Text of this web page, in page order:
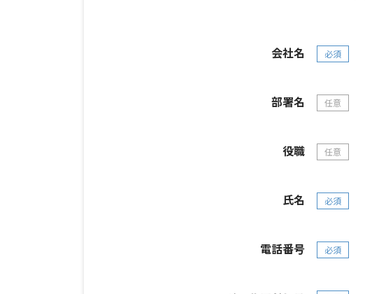
会社名 必須
部署名 任意
役職 任意
氏名 必須
電話番号 必須